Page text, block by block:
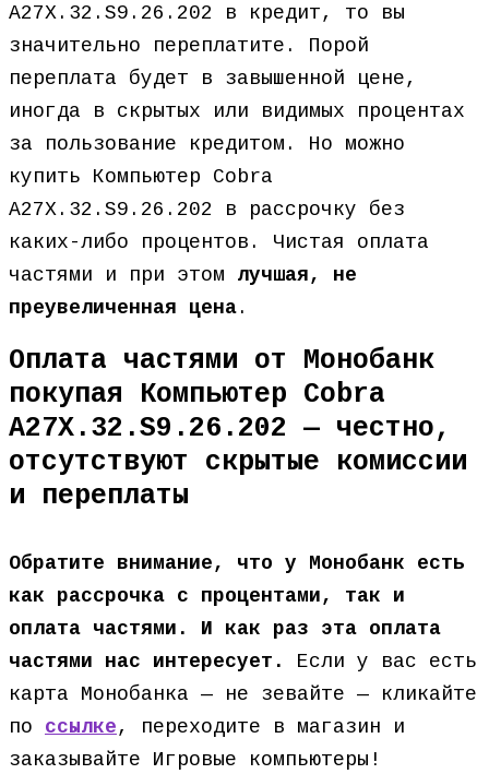
A27X.32.S9.26.202 в кредит, то вы
значительно переплатите. Порой
переплата будет в завышенной цене,
иногда в скрытых или видимых процентах
за пользование кредитом. Но можно
купить Компьютер Cobra
A27X.32.S9.26.202 в рассрочку без
каких-либо процентов. Чистая оплата
частями и при этом лучшая, не
преувеличенная цена .
Оплата частями от Монобанк
покупая Компьютер Cobra
A27X.32.S9.26.202 — честно,
отсутствуют скрытые комиссии
и переплаты
Обратите внимание, что у Монобанк есть
как рассрочка с процентами, так и
оплата частями. И как раз эта оплата
частями нас интересует.
Если у вас есть
карта Монобанка — не зевайте — кликайте
по ссылке, переходите в магазин и
заказывайте Игровые компьютеры!